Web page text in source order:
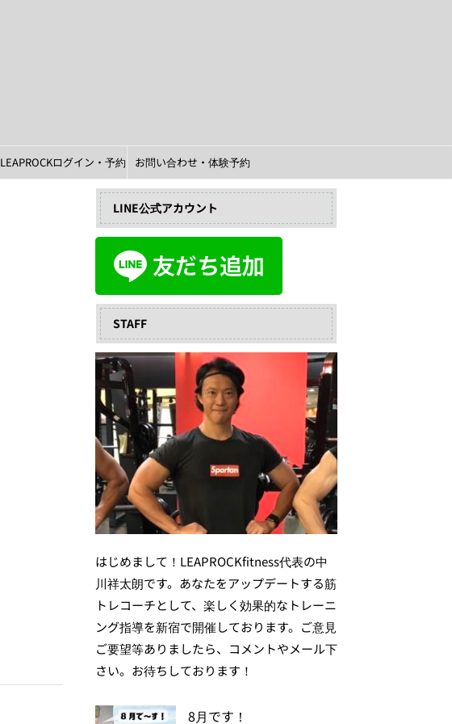
LEAPROCKログイン・予約 お問い合わせ・体験予約
LINE公式アカウント
STAFF
はじめまして！LEAPROCKfitness代表の中
川祥太朗です。あなたをアップデートする筋
トレコーチとして、楽しく効果的なトレーニ
ング指導を新宿で開催しております。ご意見
ご要望等ありましたら、コメントやメール下
さい。お待ちしております！
8月です！